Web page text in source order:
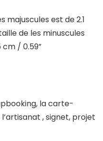
majuscules est de 2.1
de les minuscules
cm / 0.59”
la carte-
, signet, projet